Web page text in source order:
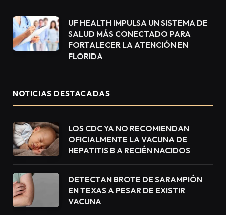
UF HEALTH IMPULSA UN SISTEMA DE
SALUD MÁS CONECTADO PARA
FORTALECER LA ATENCIÓN EN
FLORIDA
NOTICIAS DESTACADAS
LOS CDC YA NO RECOMIENDAN
OFICIALMENTE LA VACUNA DE
HEPATITIS B A RECIÉN NACIDOS
DETECTAN BROTE DE SARAMPIÓN
EN TEXAS A PESAR DE EXISTIR
VACUNA